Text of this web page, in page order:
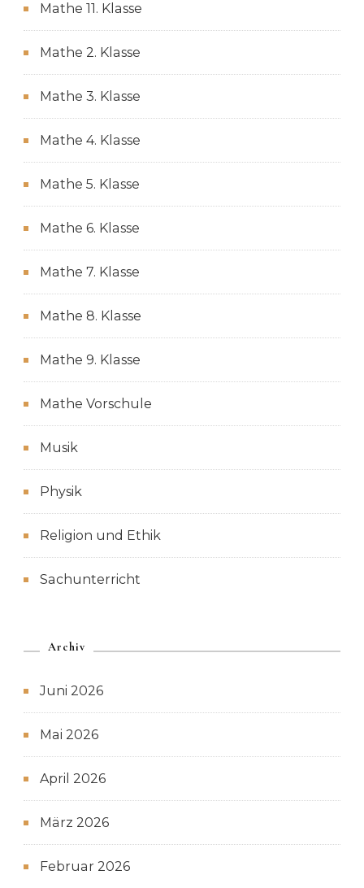
Mathe 11. Klasse
Mathe 2. Klasse
Mathe 3. Klasse
Mathe 4. Klasse
Mathe 5. Klasse
Mathe 6. Klasse
Mathe 7. Klasse
Mathe 8. Klasse
Mathe 9. Klasse
Mathe Vorschule
Musik
Physik
Religion und Ethik
Sachunterricht
Archiv
Juni 2026
Mai 2026
April 2026
März 2026
Februar 2026